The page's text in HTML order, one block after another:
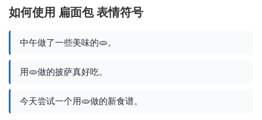
如何使用 扁面包 表情符号
中午做了一些美味的🫓。
用🫓做的披萨真好吃。
今天尝试一个用🫓做的新食谱。